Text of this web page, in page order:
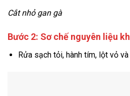
Cắt nhỏ gan gà
Bước 2: Sơ chế nguyên liệu
Rửasạch tỏi, hành tím, lột vỏ và